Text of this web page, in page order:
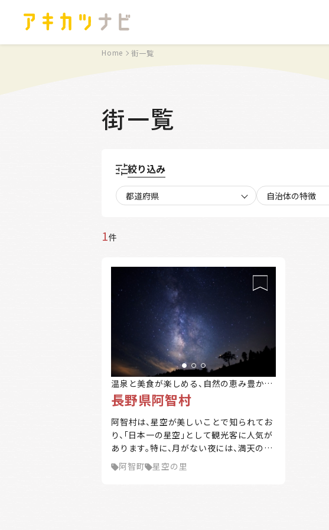
Home 街一覧
街一覧
絞り込み
都道府県 自治体の特徴
1件
温泉と美食が楽しめる、自然の恵み豊かな
村
長野県阿智村
阿智村は、星空が美しいことで知られてお
り、「日本一の星空」として観光客に人気が
あります。特に、月がない夜には、満天の星
空が広がり、天の川がくっきりと見えるほ
どの絶景が楽しめます。村内には、星空を
阿智町 星空の里